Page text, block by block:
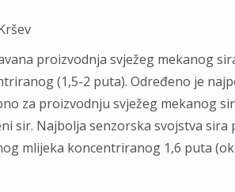
proizvodnja svježeg mekanog
(1,5-2 puta). Određeno je
za proizvodnju svježeg mekanog
sir. Najbolja senzorska svojstva
mlijeka koncentriranog 1,6 puta